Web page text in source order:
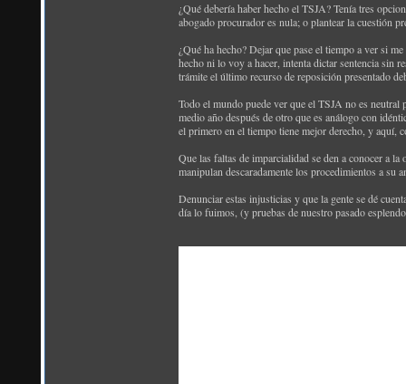
¿Qué debería haber hecho el TSJA? Tenía tres
abogado procurador es nula; o plantear la cuestión
¿Qué ha hecho? Dejar que pase el tiempo a ver si
hecho ni lo voy a hacer, intenta dictar sentencia sin
trámite el último recurso de reposición presentado
Todo el mundo puede ver que el TSJA no es
medio año después de otro que es análogo con
el primero en el tiempo tiene mejor derecho, y aquí,
Que las faltas de imparcialidad se den a conocer a
manipulan descaradamente los procedimientos a su
Denunciar estas injusticias y que la gente se dé
día lo fuimos, (y pruebas de nuestro pasado